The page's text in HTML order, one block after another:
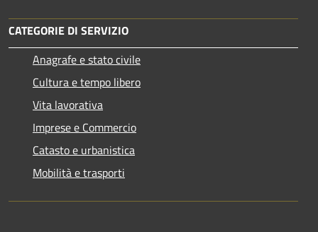
CATEGORIE DI SERVIZIO
Anagrafe e stato civile
Cultura e tempo libero
Vita lavorativa
Imprese e Commercio
Catasto e urbanistica
Mobilità e trasporti